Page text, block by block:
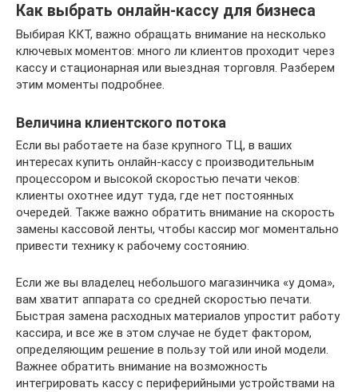
Как выбрать онлайн-кассу для бизнеса
Выбирая ККТ, важно обращать внимание на несколько
ключевых моментов: много ли клиентов проходит через
кассу и стационарная или выездная торговля. Разберем
этим моменты подробнее.
Величина клиентского потока
Если вы работаете на базе крупного ТЦ, в ваших
интересах купить онлайн-кассу с производительным
процессором и высокой скоростью печати чеков:
клиенты охотнее идут туда, где нет постоянных
очередей. Также важно обратить внимание на скорость
замены кассовой ленты, чтобы кассир мог моментально
привести технику к рабочему состоянию.
Если же вы владелец небольшого магазинчика «у дома»,
вам хватит аппарата со средней скоростью печати.
Быстрая замена расходных материалов упростит работу
кассира, и все же в этом случае не будет фактором,
определяющим решение в пользу той или иной модели.
Важнее обратить внимание на возможность
интегрировать кассу с периферийными устройствами на